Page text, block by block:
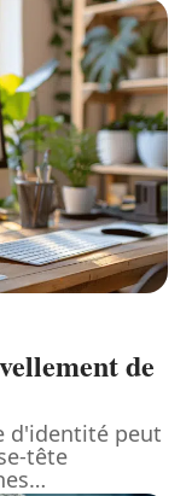
de
d'identité peut
tête
…